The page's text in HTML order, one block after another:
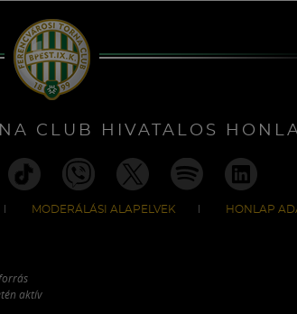
CLUB HIVATALOS
MODERÁLÁSI ALAPELVEK HONLAP
aktív